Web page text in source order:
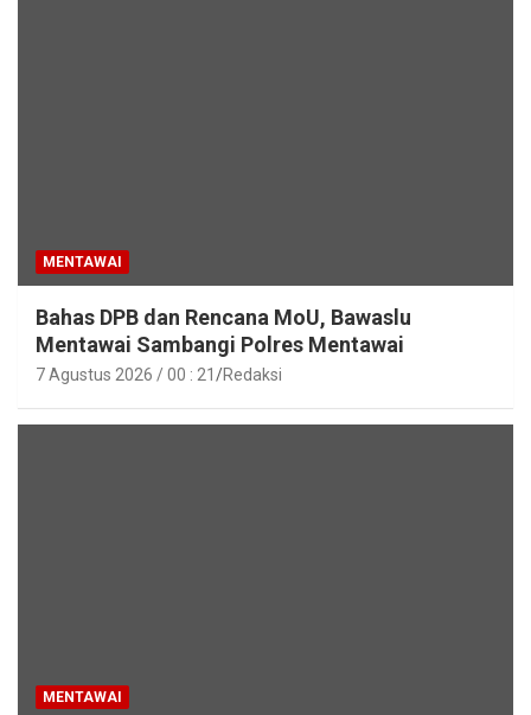
MENTAWAI
Bahas DPB dan Rencana MoU, Bawaslu
Mentawai Sambangi Polres Mentawai
7 Agustus 2026 / 00 : 21 Redaksi
MENTAWAI